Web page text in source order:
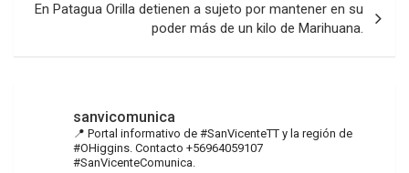
En Patagua Orilla detienen a sujeto por mantener en su
poder más de un kilo de Marihuana.
sanvicomunica
📍 Portal informativo de #SanVicenteTT y la región de
#OHiggins. Contacto +56964059107
#SanVicenteComunica.